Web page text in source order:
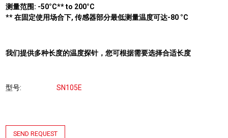
测量范围: -50°C** to 200°C
** 在固定使用场合下, 传感器部分最低测量温度可达-80 °C
我们提供多种长度的温度探针，您可根据需要选择合适长度
型号 SN105E
SEND REQUEST